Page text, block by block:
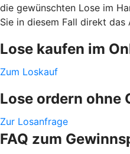
die gewünschten Lose im
Sie in diesem Fall direkt das
Lose kaufen im
Zum Loskauf
Lose ordern ohne
Zur Losanfrage
FAQ zum